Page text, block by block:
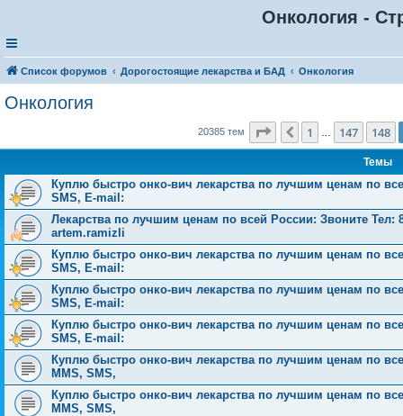
Онкология -
Список форумов Дорогостоящие лекарства и БАД Онкология
Онкология
20385 тем Страница 149из 816
Пред.
1 147 148
Темы
Куплю быстро онко-вич лекарства по лучшим ценам по
SMS, E-mail:
Лекарства по лучшим ценам по всей России: Звоните Тел:‪
‪artem.ramizli
Куплю быстро онко-вич лекарства по лучшим ценам по
SMS, E-mail:
Куплю быстро онко-вич лекарства по лучшим ценам по
SMS, E-mail:
Куплю быстро онко-вич лекарства по лучшим ценам по
SMS, E-mail:
Куплю быстро онко-вич лекарства по лучшим ценам по
MMS, SMS,
Куплю быстро онко-вич лекарства по лучшим ценам по
MMS, SMS,